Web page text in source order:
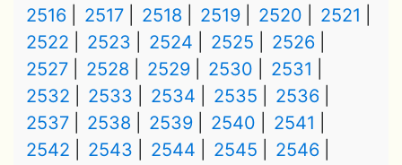
2516
2517 2518 2519 2520
2521
2522
2523 2524 2525
2526
2527
2528 2529 2530
2531
2532
2533 2534 2535
2536
2537
2538 2539 2540
2541
2542
2543 2544 2545
2546